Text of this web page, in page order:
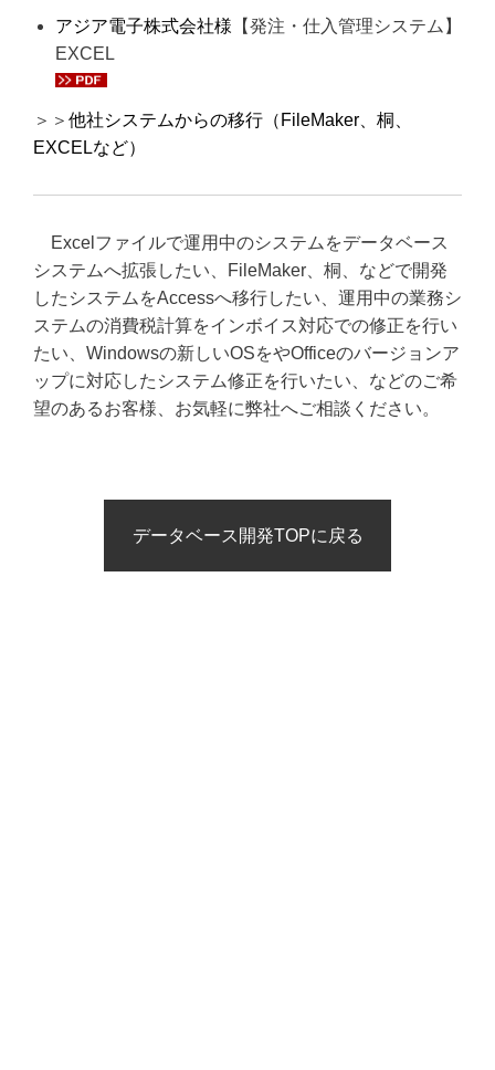
アジア電子株式会社様 【発注・仕入管理システム】
EXCEL
＞＞ 他社システムからの移行（FileMaker、桐、
EXCELなど）
Excelファイルで運用中のシステムをデータベース
システムへ拡張したい、FileMaker、桐、などで開発
したシステムをAccessへ移行したい、運用中の業務シ
ステムの消費税計算をインボイス対応での修正を行い
たい、Windowsの新しいOSをやOfficeのバージョンア
ップに対応したシステム修正を行いたい、などのご希
望のあるお客様、お気軽に弊社へご相談ください。
データベース開発TOPに戻る